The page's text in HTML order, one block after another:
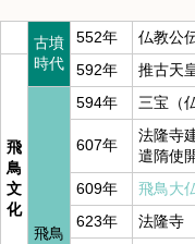
古墳
時代
552年 仏教公
飛
鳥
文
化
592年 推古天
飛鳥
594年 三宝（
607年
法隆寺
遣隋使
609年
飛鳥大
623年
法隆寺